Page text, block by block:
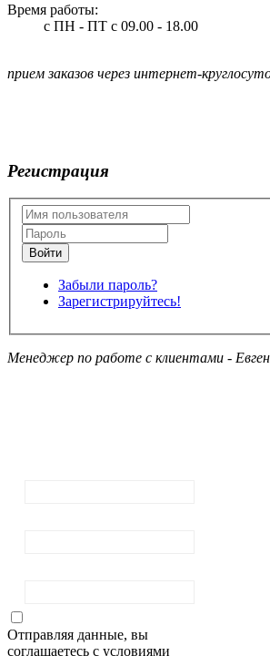
Время работы:
с ПН - ПТ с 09.00 - 18.00
прием заказов через интернет-
Регистрация
Забыли пароль?
Зарегистрируйтесь!
Менеджер по работе с клиентами -
Отправляя данные, вы
соглашаетесь с условиями